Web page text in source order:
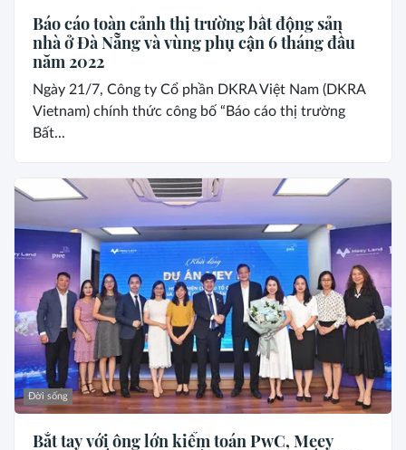
Báo cáo toàn cảnh thị trường bất động sản
nhà ở Đà Nẵng và vùng phụ cận 6 tháng đầu
năm 2022
Ngày 21/7, Công ty Cổ phần DKRA Việt Nam (DKRA
Vietnam) chính thức công bố “Báo cáo thị trường
Bất...
Đời sống
Bắt tay với ông lớn kiểm toán PwC, Meey